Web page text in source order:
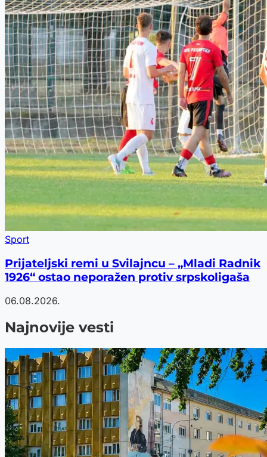
Sport
Prijateljski remi u Svilajncu – „Mladi Radnik
1926“ ostao neporažen protiv srpskoligaša
06.08.2026.
Najnovije vesti